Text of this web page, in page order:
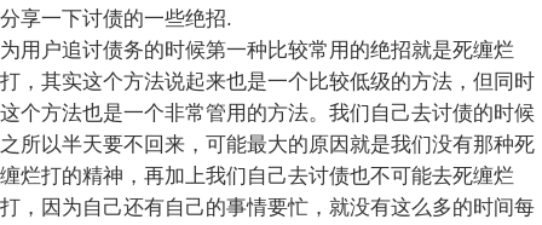
分享一下讨债的一些绝招.
为用户追讨债务的时候第一种比较常用的绝招就是死缠烂
打，其实这个方法说起来也是一个比较低级的方法，但同时
这个方法也是一个非常管用的方法。我们自己去讨债的时候
之所以半天要不回来，可能最大的原因就是我们没有那种死
缠烂打的精神，再加上我们自己去讨债也不可能去死缠烂
打，因为自己还有自己的事情要忙，就没有这么多的时间每